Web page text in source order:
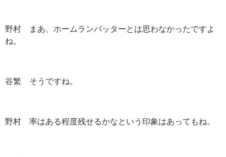
野村 まあ、ホームランバッターとは思わなかったですよ
ね。
谷繁 そうですね。
野村 率はある程度残せるかなという印象はあってもね。